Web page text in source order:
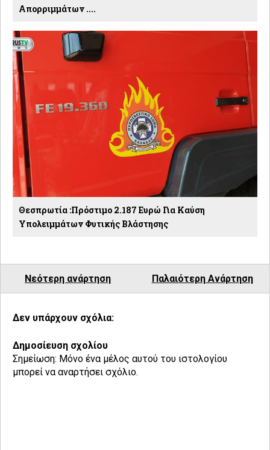
Απορριμμάτων ....
Θεσπρωτία :Πρόστιμο 2.187 Ευρώ Για Καύση
Υπολειμμάτων Φυτικής Βλάστησης
Νεότερη ανάρτηση Παλαιότερη Ανάρτηση
Δεν υπάρχουν σχόλια:
Δημοσίευση σχολίου
Σημείωση: Μόνο ένα μέλος αυτού του ιστολογίου
μπορεί να αναρτήσει σχόλιο.